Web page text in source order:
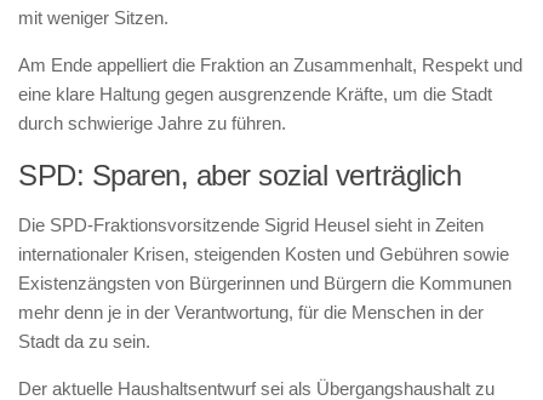
mit weniger Sitzen.
Am Ende appelliert die Fraktion an Zusammenhalt, Respekt und
eine klare Haltung gegen ausgrenzende Kräfte, um die Stadt
durch schwierige Jahre zu führen.
SPD: Sparen, aber sozial verträglich
Die SPD-Fraktionsvorsitzende Sigrid Heusel sieht in Zeiten
internationaler Krisen, steigenden Kosten und Gebühren sowie
Existenzängsten von Bürgerinnen und Bürgern die Kommunen
mehr denn je in der Verantwortung, für die Menschen in der
Stadt da zu sein.
Der aktuelle Haushaltsentwurf sei als Übergangshaushalt zu